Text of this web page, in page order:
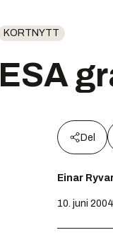
KORTNYTT
ESA
Del
Einar
10. juni